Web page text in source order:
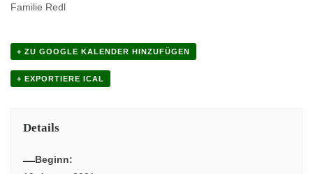
Familie Redl
+ ZU GOOGLE KALENDER HINZUFÜGEN
+ EXPORTIERE ICAL
Details
Beginn: